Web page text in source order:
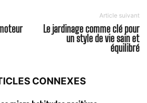
Article suivant
Le jardinage comme clé pour
un style de vie sain et
équilibré
CONNEXES